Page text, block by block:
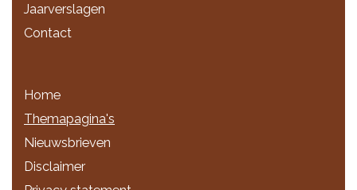
Jaarverslagen
Contact
Home
Themapagina's
Nieuwsbrieven
Disclaimer